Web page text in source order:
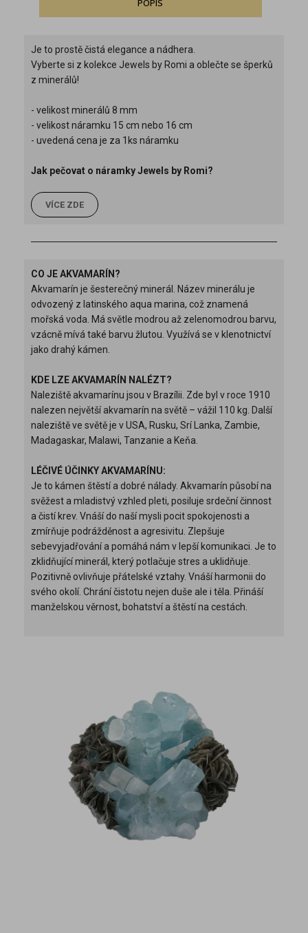
POPIS
Je to prostě čistá elegance a nádhera.
Vyberte si z kolekce Jewels by Romi a oblečte se šperků
z minerálů!
- velikost minerálů 8 mm
- velikost náramku 15 cm nebo 16 cm
- uvedená cena je za 1ks náramku
Jak pečovat o náramky Jewels by Romi?
VÍCE ZDE
CO JE AKVAMARÍN?
Akvamarín je šesterečný minerál. Název minerálu je
odvozený z latinského aqua marina, což znamená
mořská voda. Má světle modrou až zelenomodrou barvu,
vzácně mívá také barvu žlutou. Využívá se v klenotnictví
jako drahý kámen.
KDE LZE AKVAMARÍN NALÉZT?
Naleziště akvamarínu jsou v Brazílii. Zde byl v roce 1910
nalezen největší akvamarín na světě – vážil 110 kg. Další
naleziště ve světě je v USA, Rusku, Srí Lanka, Zambie,
Madagaskar, Malawi, Tanzanie a Keňa.
LÉČIVÉ ÚČINKY AKVAMARÍNU:
Je to kámen štěstí a dobré nálady. Akvamarín působí na
svěžest a mladistvý vzhled pleti, posiluje srdeční činnost
a čistí krev. Vnáší do naší mysli pocit spokojenosti a
zmírňuje podrážděnost a agresivitu. Zlepšuje
sebevyjadřování a pomáhá nám v lepší komunikaci. Je to
zklidňující minerál, který potlačuje stres a uklidňuje.
Pozitivně ovlivňuje přátelské vztahy. Vnáší harmonii do
svého okolí. Chrání čistotu nejen duše ale i těla. Přináší
manželskou věrnost, bohatství a štěstí na cestách.